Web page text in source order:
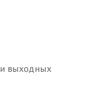
выходных